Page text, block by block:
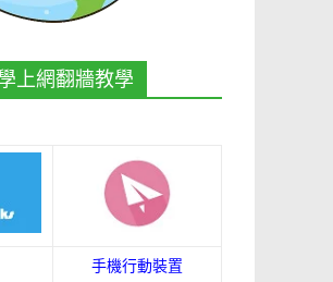
上網翻牆教學
手機行動裝置